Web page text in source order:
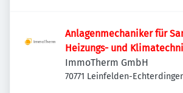
Anlagenmechaniker für
Heizungs- und
ImmoTherm GmbH
70771 Leinfelden-